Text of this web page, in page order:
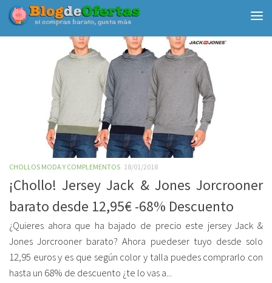
Debajo del contenido
CHOLLOS MODA Y COMPLEMENTOS 18/01/2018
¡Chollo! Jersey Jack & Jones Jorcrooner
barato desde 12,95€ -68% Descuento
¿Quieres ahora que ha bajado de precio este jersey Jack &
Jones Jorcrooner barato? Ahora puedeser tuyo desde solo
12,95 euros y es que según color y talla puedes comprarlo con
hasta un 68% de descuento ¿te lo vas a...